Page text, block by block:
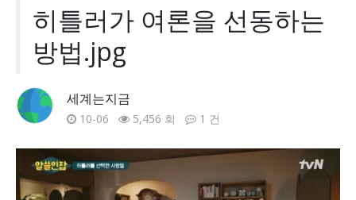
반복 업무를 줄여주는 자동화·매크로 프로그램을 개발해드립
니다
반복 업무를 줄여주는 자동화·매크로 프로그램을 개발해드립
반복 업무를 줄여주는 자동화·매크로 프로그램을 개발해드립
니다
니다
히틀러가 여론을 선동하는
방법.jpg
세계는지금
10-06 5,456 회 1 건